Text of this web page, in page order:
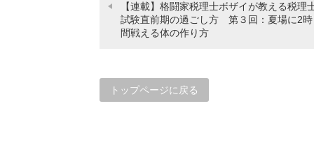
【連載】格闘家税理士ボザイが教える税理
試験直前期の過ごし方 第３回：夏場に2時
間戦える体の作り方
トップページに戻る